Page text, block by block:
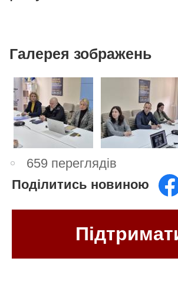
Галерея зображень
659 переглядів
Поділитись новиною